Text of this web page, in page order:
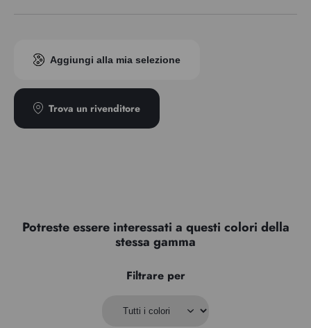
Aggiungi alla mia selezione
Trova un rivenditore
Potreste essere interessati a questi colori della
stessa gamma
Filtrare per